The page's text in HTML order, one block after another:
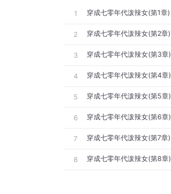
1 穿成七零年代泼辣女(第1章)
2 穿成七零年代泼辣女(第2章)
3 穿成七零年代泼辣女(第3章)
4 穿成七零年代泼辣女(第4章)
5 穿成七零年代泼辣女(第5章)
6 穿成七零年代泼辣女(第6章)
7 穿成七零年代泼辣女(第7章)
8 穿成七零年代泼辣女(第8章)